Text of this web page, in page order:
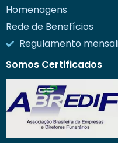
Homenagens
Rede de Benefícios
Regulamento
Somos Certificados